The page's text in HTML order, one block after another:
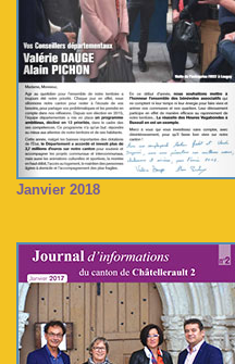
Janvier 2018